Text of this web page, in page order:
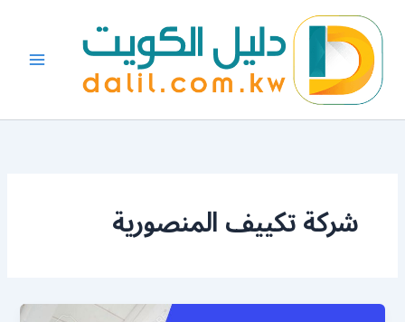
المحتوى
شركة تكييف المنصورية